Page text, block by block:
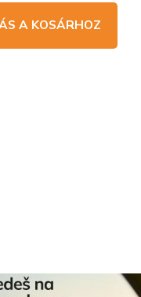
A KOSÁRHOZ